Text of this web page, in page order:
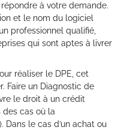
à votre demande.
et le nom du logiciel
professionnel qualifié,
qui sont aptes à livrer
réaliser le DPE, cet
Faire un Diagnostic de
le droit à un crédit
des cas où la
le cas d’un achat ou